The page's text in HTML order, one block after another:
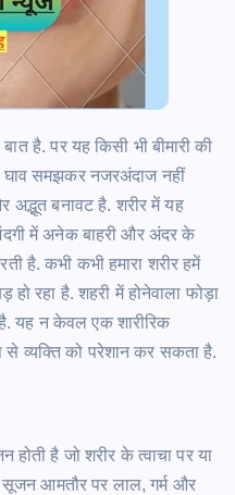
है. पर यह किसी भी बीमारी की
घाव समझकर नजरअंदाज नहीं
अद्भूत बनावटहै. शरीर में यह
में अनेक बाहरी और अंदर के
है. कभी कभी हमारा शरीर हमें
हो रहा है. शहरी में होनेवाला फोड़ा
यह न केवल एक शारीरिक
व्यक्ति को परेशान कर सकताहै.
होती है जो शरीर के त्वाचा पर या
आमतौर पर लाल, गर्म और